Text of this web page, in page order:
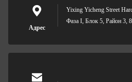
Адрес
Yixing Yicheng Street
Фаза I, Блок 5, Район 3,